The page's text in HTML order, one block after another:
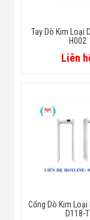
Certifications
Tay Dò Kim Loại
H002
Liên
Cổng Dò Kim Loại
D118-T